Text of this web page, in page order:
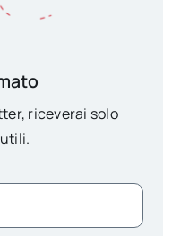
riceverai solo